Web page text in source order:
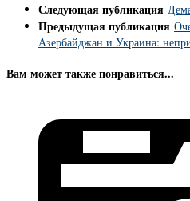
Следующая публикация
Предыдущая публикация
Азербайджан и Украина:
Вам может также понравиться...